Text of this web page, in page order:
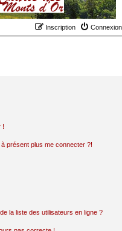
Connexion
Inscription
!
présent plus me connecter ?!
la liste des utilisateurs en ligne ?